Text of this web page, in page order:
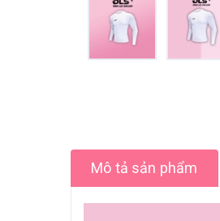
Mô tả sản phẩm